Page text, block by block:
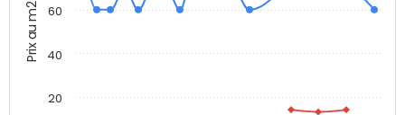
Prix au m2
20
40
60